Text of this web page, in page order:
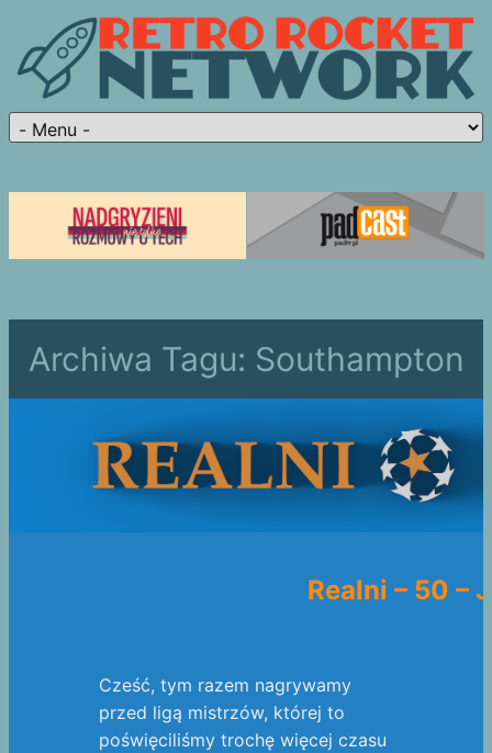
Archiwa Tagu: Southampton
Realni – 50 –
Cześć, tym razem nagrywamy
przed ligą mistrzów, której to
poświęciliśmy trochę więcej czasu